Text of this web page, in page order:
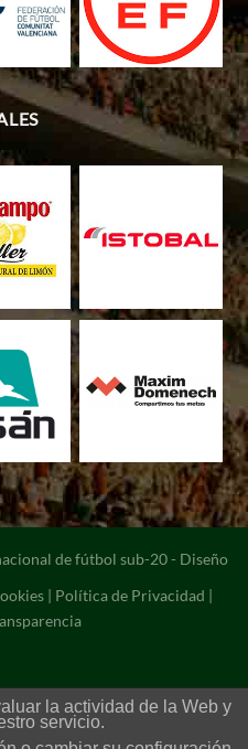
de fútbol sub-20 - Diseño
| Política de Privacidad |
la actividad de la Web y
servicio.